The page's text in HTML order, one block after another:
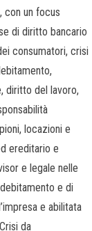
con un focus
di diritto bancario
consumatori, crisi
diritto del lavoro,
locazioni e
ereditario e
e legale nelle
e di
e abilitata
da